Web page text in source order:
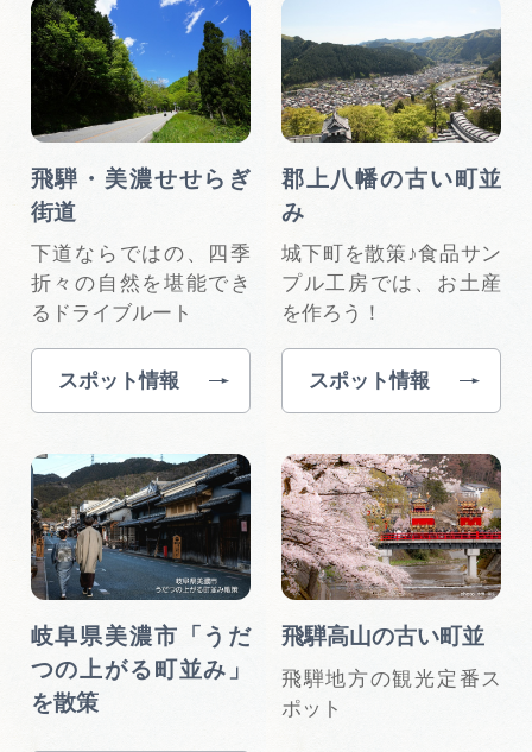
飛騨・美濃せせらぎ
街道
下道ならではの、四季
折々の自然を堪能でき
るドライブルート
スポット情報
郡上八幡の古い町並
み
城下町を散策♪食品サン
プル工房では、お土産
を作ろう！
スポット情報
岐阜県美濃市「うだ
つの上がる町並み」
を散策
飛騨高山の古い町並
飛騨地方の観光定番ス
ポット